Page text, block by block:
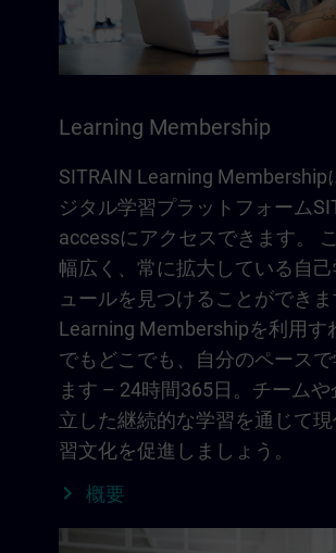
Learning Membership
SITRAIN Learning Membership
ジタル学習プラットフォーム
accessにアクセスできます。
幅広く、常に拡大している自
ュールを見つけることができま
Learning Membershipを利用す
でもどこでも、自分のペースで
ます – 24時間365日。チーム
立した継続的な学習を通じて
習文化を促進しましょう。
概要